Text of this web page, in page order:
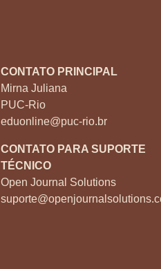
CONTATO PRINCIPAL
Mirna Juliana
PUC-Rio
eduonline@puc-rio.br
CONTATO PARA SUPORTE
TÉCNICO
Open Journal Solutions